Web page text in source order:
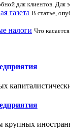
для клиентов.
газета В статье,
налоги Что
крупных